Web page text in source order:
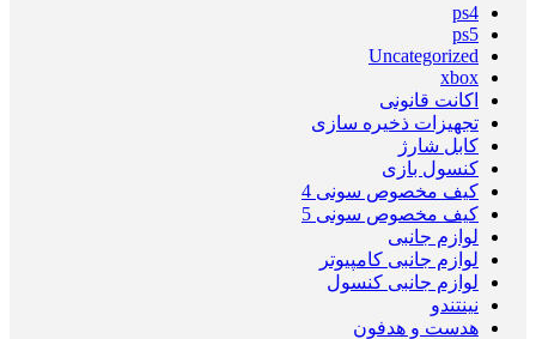
ps4
ps5
Uncategorized
xbox
اکانت قانونی
تجهیزات ذخیره سازی
کابل شارژ
کنسول بازی
کیف مخصوص سونی 4
کیف مخصوص سونی 5
لوازم جانبی
لوازم جانبی کامپیوتر
لوازم جانبی کنسول
نینتندو
هدست و هدفون